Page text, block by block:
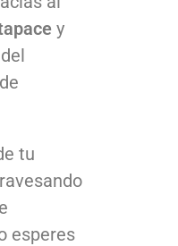
y
tu
esperes